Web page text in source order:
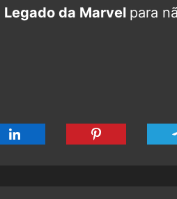
Legado da Marvel para